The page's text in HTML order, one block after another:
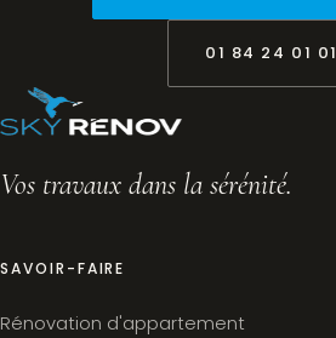
01 84 24 01 01
Vos travaux dans la sérénité.
SAVOIR-FAIRE
Rénovation d'appartement